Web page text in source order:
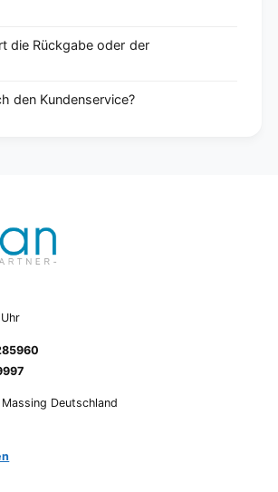
die Rückgabe oder der
den Kundenservice?
Deutschland